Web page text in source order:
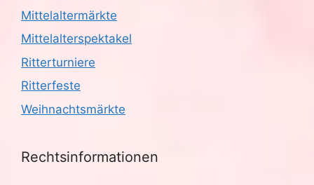
Mittelaltermärkte
Mittelalterspektakel
Ritterturniere
Ritterfeste
Weihnachtsmärkte
Rechtsinformationen